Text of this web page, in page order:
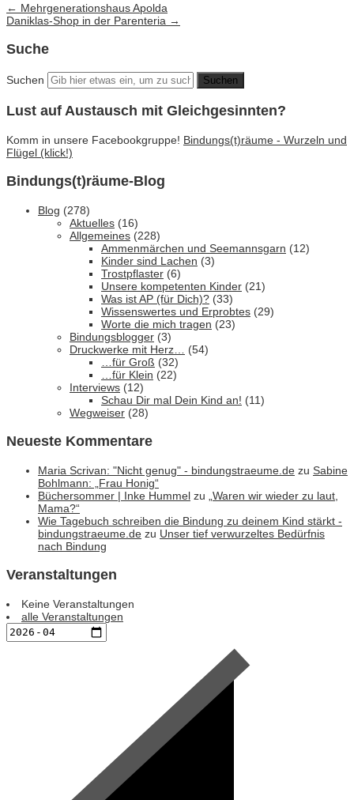
← Mehrgenerationshaus Apolda
Daniklas-Shop in der Parenteria →
Suche
Suchen
Lust auf Austausch mit Gleichgesinnten?
Komm in unsere Facebookgruppe! Bindungs(t)räume - Wurzeln und
Flügel (klick!)
Bindungs(t)räume-Blog
Blog (278)
Aktuelles (16)
Allgemeines (228)
Ammenmärchen und Seemannsgarn (12)
Kinder sind Lachen (3)
Trostpflaster (6)
Unsere kompetenten Kinder (21)
Was ist AP (für Dich)? (33)
Wissenswertes und Erprobtes (29)
Worte die mich tragen (23)
Bindungsblogger (3)
Druckwerke mit Herz…
(54)
…für Groß (32)
…für Klein (22)
Interviews (12)
Schau Dir mal Dein Kind an! (11)
Wegweiser (28)
Neueste Kommentare
Maria Scrivan: "Nicht genug" - bindungstraeume.de zu Sabine
Bohlmann: „Frau Honig“
Büchersommer | Inke Hummel zu
„Waren wir wieder zu laut,
Mama?“
Wie Tagebuch schreiben die Bindung zu deinem Kind stärkt -
bindungstraeume.de zu Unser tief verwurzeltes Bedürfnis
nach Bindung
Veranstaltungen
Keine Veranstaltungen
alle Veranstaltungen